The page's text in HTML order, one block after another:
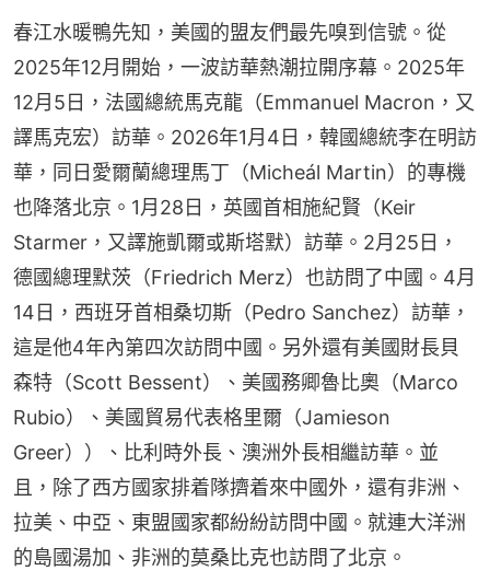
春江水暖鴨先知，美國的盟友們最先嗅到信號。從
2025年12月開始，一波訪華熱潮拉開序幕。2025年
12月5日，法國總統馬克龍（Emmanuel Macron，又
譯馬克宏）訪華。2026年1月4日，韓國總統李在明訪
華，同日愛爾蘭總理馬丁（Micheál Martin）的專機
也降落北京。1月28日，英國首相施紀賢（Keir
Starmer，又譯施凱爾或斯塔默）訪華。2月25日，
德國總理默茨（Friedrich Merz）也訪問了中國。4月
14日，西班牙首相桑切斯（Pedro Sanchez）訪華，
這是他4年內第四次訪問中國。另外還有美國財長貝
森特（Scott Bessent）、美國務卿魯比奧（Marco
Rubio）、美國貿易代表格里爾（Jamieson
Greer））、比利時外長、澳洲外長相繼訪華。並
且，除了西方國家排着隊擠着來中國外，還有非洲、
拉美、中亞、東盟國家都紛紛訪問中國。就連大洋洲
的島國湯加、非洲的莫桑比克也訪問了北京。